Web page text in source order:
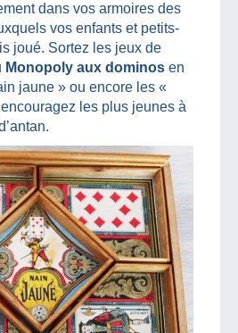
dans vos armoires des
vos enfants et petits-
joué. Sortez les jeux de
Monopoly aux dominos en
jaune » ou encore les «
les plus jeunes à